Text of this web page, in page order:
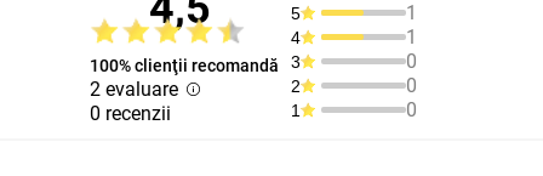
100% clienţii recomandă
2 evaluare
0 recenzii
5 1
4 1
3 0
2 0
1 0